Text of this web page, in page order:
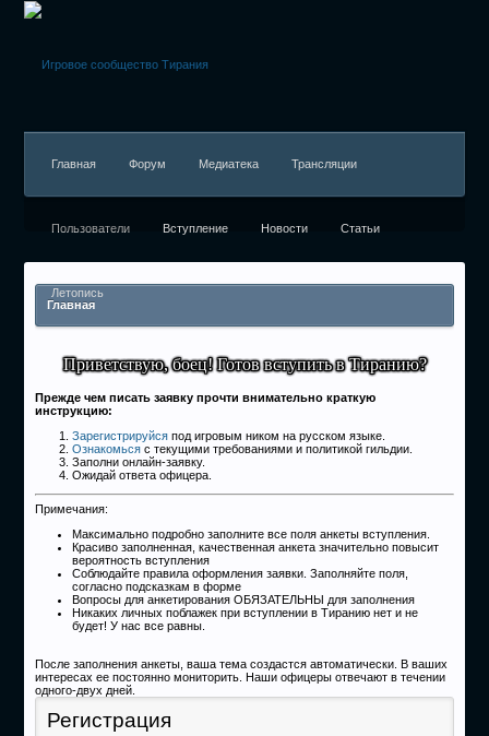
Главная
Приветствую, боец! Готов вступить в Тиранию?
Прежде чем писать заявку прочти внимательно краткую
инструкцию:
Зарегистрируйся под игровым ником на русском языке.
Ознакомься с текущими требованиями и политикой гильдии.
Заполни онлайн-заявку.
Ожидай ответа офицера.
Примечания:
Максимально подробно заполните все поля анкеты вступления.
Красиво заполненная, качественная анкета значительно повысит
вероятность вступления
Соблюдайте правила оформления заявки. Заполняйте поля,
согласно подсказкам в форме
Вопросы для анкетирования ОБЯЗАТЕЛЬНЫ для заполнения
Никаких личных поблажек при вступлении в Тиранию нет и не
будет! У нас все равны.
После заполнения анкеты, ваша тема создастся автоматически. В ваших
интересах ее постоянно мониторить. Наши офицеры отвечают в течении
одного-двух дней.
Регистрация
Главная Форум Медиатека Трансляции
Пользователи Вступление Новости Статьи
Летопись